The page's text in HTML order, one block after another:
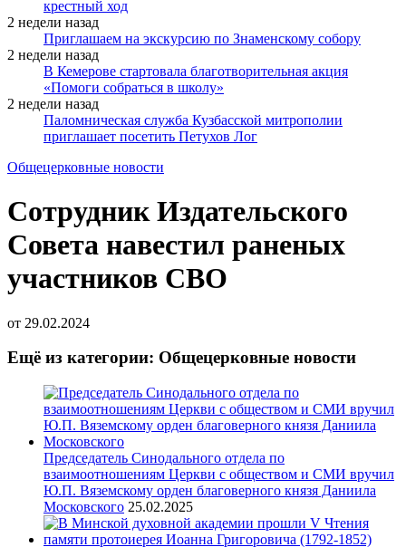
крестный ход
2 недели назад
Приглашаем на экскурсию по Знаменскому собору
2 недели назад
В Кемерове стартовала благотворительная акция
«Помоги собраться в школу»
2 недели назад
Паломническая служба Кузбасской митрополии
приглашает посетить Петухов Лог
Общецерковные новости
Сотрудник Издательского
Совета навестил раненых
участников СВО
от 29.02.2024
Ещё из категории: Общецерковные новости
Председатель Синодального отдела по
взаимоотношениям Церкви с обществом и СМИ вручил
Ю.П. Вяземскому орден благоверного князя Даниила
Московского 25.02.2025